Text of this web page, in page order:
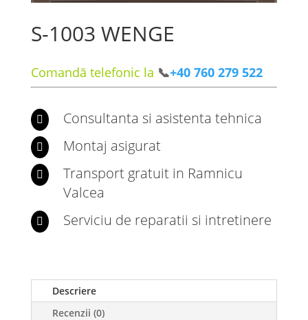
S-1003 WENGE
Comandă telefonic la 📞+40 760 279 522
 Consultanta si asistenta tehnica
 Montaj asigurat

Transport gratuit in Ramnicu
Valcea
 Serviciu de reparatii si intretinere
Descriere
Recenzii (0)